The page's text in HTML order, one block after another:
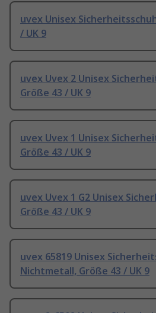
uvex Unisex
/ UK 9
uvex Uvex 2 Unisex
Größe 43 / UK 9
uvex Uvex 1 Unisex
Größe 43 / UK 9
uvex Uvex 1 G2 Unisex
Größe 43 / UK 9
uvex 65819 Unisex
Nichtmetall, Größe 43 / UK 9